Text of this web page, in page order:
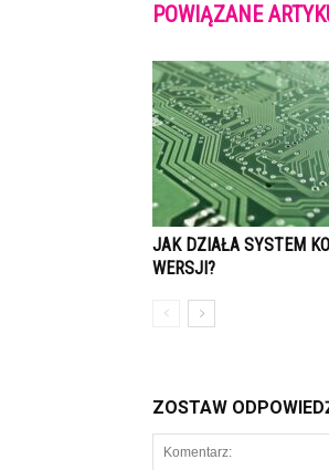
POWIĄZANE
JAK DZIAŁA SYSTEM
WERSJI?
ZOSTAW